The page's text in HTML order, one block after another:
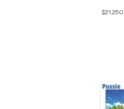
$21.250